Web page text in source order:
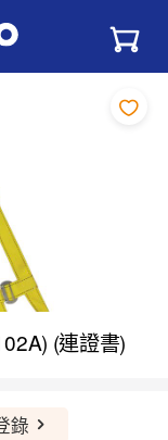
(連證書)
錄